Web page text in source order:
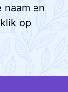
naam en
op